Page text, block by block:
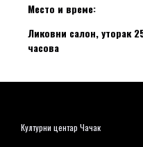
Место и време:
Ликовни салон, уторак
часова
Културни центар Чачак